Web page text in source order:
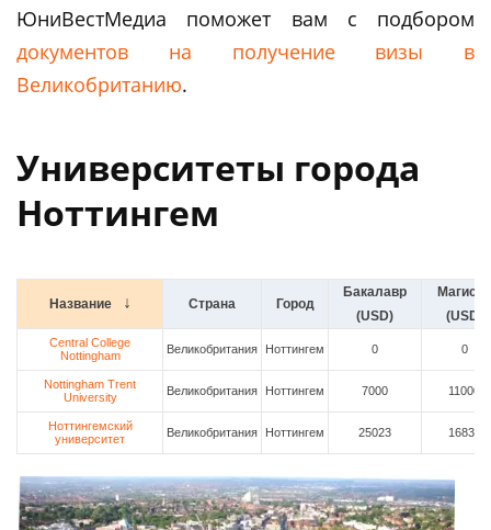
ЮниВестМедиа поможет вам c подбором
документов на получение визы в
Великобританию.
Университеты города
Ноттингем
Название Страна Город
Бакалавр
(USD)
Магистр
(USD)
Central College
Nottingham
Великобритания Ноттингем 0 0
Nottingham Trent
University
Великобритания Ноттингем 7000 11000
Ноттингемский
университет
Великобритания Ноттингем 25023 16831